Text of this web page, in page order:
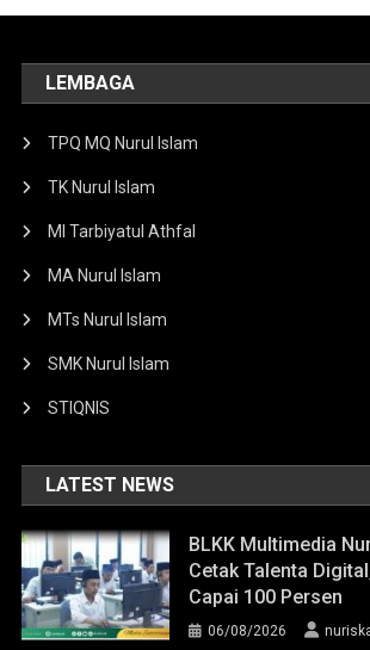
LEMBAGA
TPQ MQ Nurul Islam
TK Nurul Islam
MI Tarbiyatul Athfal
MA Nurul Islam
MTs Nurul Islam
SMK Nurul Islam
STIQNIS
LATEST NEWS
BLKK Multimedia
Cetak Talenta
Capai 100 Persen
06/08/2026